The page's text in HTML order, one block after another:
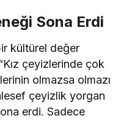
Sona Erdi
kültürel değer
“Kız çeyizlerinde çok
olmazsa olmazı
çeyizlik yorgan
erdi. Sadece